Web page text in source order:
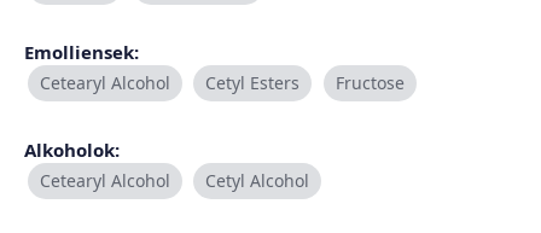
Emolliensek:
Cetearyl Alcohol Cetyl Esters Fructose
Alkoholok:
Cetearyl Alcohol Cetyl Alcohol